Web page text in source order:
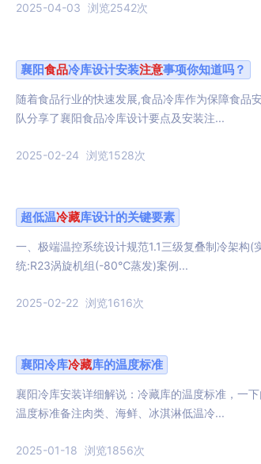
2025-04-03 浏览2542次
襄阳食品冷库设计安装注意事项你知道吗？
随着食品行业的快速发展,食品冷库作为保障食品
队分享了襄阳食品冷库设计要点及安装注...
2025-02-24 浏览1528次
超低温冷藏库设计的关键要素
一、极端温控系统设计规范1.1三级复叠制冷架
统:R23涡旋机组(-80℃蒸发)案例...
2025-02-22 浏览1616次
襄阳冷库冷藏库的温度标准
襄阳冷库安装详细解说：冷藏库的温度标准，一
温度标准备注肉类、海鲜、冰淇淋低温冷...
2025-01-18 浏览1856次